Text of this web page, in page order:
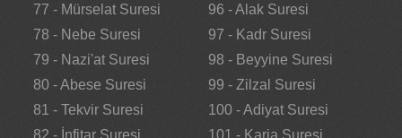
77 - Mürselat Suresi
78 - Nebe Suresi
79 - Nazi'at Suresi
80 - Abese Suresi
81 - Tekvir Suresi
82 - İnfitar Suresi
96 - Alak Suresi
97 - Kadr Suresi
98 - Beyyine Suresi
99 - Zilzal Suresi
100 - Adiyat Suresi
101 - Karia Suresi